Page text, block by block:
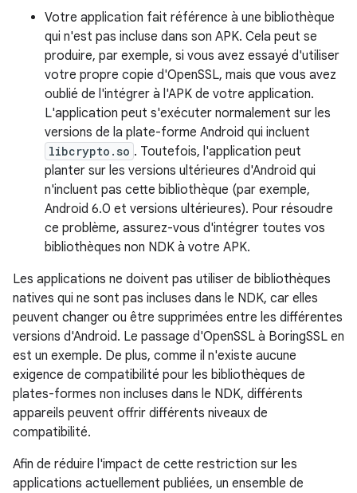
Votre application fait référence à une bibliothèque
qui n'est pas incluse dans son APK. Cela peut se
produire, par exemple, si vous avez essayé d'utiliser
votre propre copie d'OpenSSL, mais que vous avez
oublié de l'intégrer à l'APK de votre application.
L'application peut s'exécuter normalement sur les
versions de la plate-forme Android qui incluent
libcrypto.so . Toutefois, l'application peut
planter sur les versions ultérieures d'Android qui
n'incluent pas cette bibliothèque (par exemple,
Android 6.0 et versions ultérieures). Pour résoudre
ce problème, assurez-vous d'intégrer toutes vos
bibliothèques non NDK à votre APK.
Les applications ne doivent pas utiliser de bibliothèques
natives qui ne sont pas incluses dans le NDK, car elles
peuvent changer ou être supprimées entre les différentes
versions d'Android. Le passage d'OpenSSL à BoringSSL en
est un exemple. De plus, comme il n'existe aucune
exigence de compatibilité pour les bibliothèques de
plates-formes non incluses dans le NDK, différents
appareils peuvent offrir différents niveaux de
compatibilité.
Afin de réduire l'impact de cette restriction sur les
applications actuellement publiées, un ensemble de